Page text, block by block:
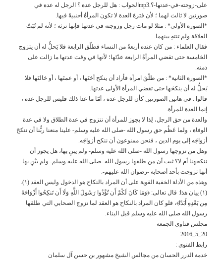
على-زوجته-في-عدتها-؟.mp3الجواب : هل للرجل عدة ؟ الرجل له عدة في
صورتين لا ثالث لهما ؛ لأن فترةَ العدة لا تكون المرأةُ أجنبيةً فيها.
*الصورة الأولى* : مثلا لو مات رجل وزوجته في عدتها فإنها ترثه ؛ لأنه لم تُبَتّ
العلاقة ولم تنتهِ بينهما.
فقال العلماء : من كان عنده أربعةٌ من النساء فطلّق الرابعة فلا يَحلُّ له أن يتزوج
الخامسة حتى تقضي المرأةُ الرابعة عدّتَها؛ لأنها في وقت عدتها ما زالت على
ذمته.
*الصورة الثانية* : من طلّقَ امرأة فأراد أن ينكح أختَها ، أو عمتَها ، أو خالتَها فلا
يَحلُّ له أن ينكحَها حتى تقضي المرأة الأولى عدتها.
قالوا : في هاتين الصورتين كأن للرجل عدة ، أمّا ما عدا ذلك فليس للرجل عدة ،
إنما العدة للمرأة.
والعدة من حق الرجل، لِذا لا يجوز للمرأة أن تتزوج في عدة الطلاق ولا في عدة
الوفاة ، ولما عَظُم حق رسول الله -صلى الله عليه وسلم- علينا منعنا ربُّنا أن ننكحَ
أزواجَه إلى يوم الدين ، فنحن ممنوعون أن ننكح أزواجَه.
وهل من تزوجها رسول الله -صلى الله عليه وسلم- ولم يبنِ بها، هل يجوز أن
ننكحهنا أم لا؟ ثبت أن من طلقها رسول الله -صلى الله عليه وسلم- ولم يبْنِ بها
أنها تزوجت بأحد أصحابه -رضوان الله عليهم-.
وهذه من الأدلة الخفية القوية على أن المراد بالنكاح هو الدخول وليس العقد (١).
(١) ييان هذا: قال تعالى: ﴿وَمَا كَانَ لَكُمْ أَن تُؤْذُوا رَسُولَ اللَّهِ وَلَا أَن تَنكِحُوا أَزْوَاجَهُ
مِن بَعْدِهِ أَبَدًا﴾، فلو كان المراد بالنكاح هو العقد لما تزوج الصحابي التي طلقها
رسول الله صلى الله عليه وسلم قبل البناء.
مجلس فتاوى الجمعة
20_5_2016
رابط الفتوى :
خدمة الدرر الحسان من مجالس الشيخ مشهور بن حسن آل سلمان